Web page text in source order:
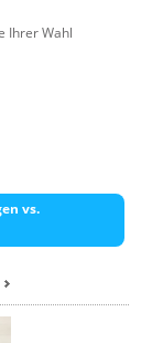
Ihrer Wahl
vs.